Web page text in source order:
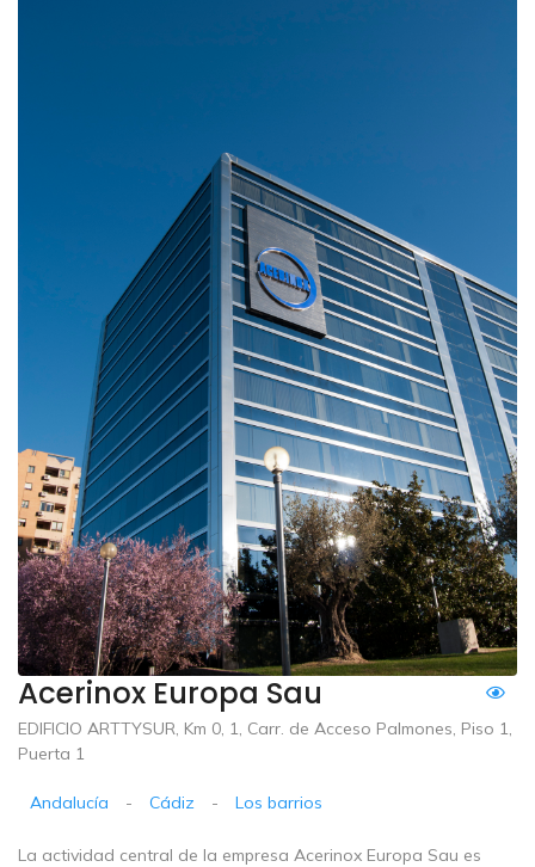
Acerinox Europa Sau
EDIFICIO ARTTYSUR, Km 0, 1, Carr. de Acceso Palmones, Piso 1,
Puerta 1
Andalucía - Cádiz - Los barrios
La actividad central de la empresa Acerinox Europa Sau es